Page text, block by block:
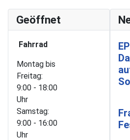
Geöffnet
Fahrrad
Montag bis
Freitag:
9:00 - 18:00
Uhr
Samstag:
9:00 - 16:00
Uhr